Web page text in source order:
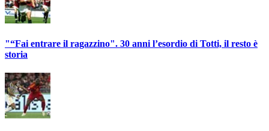
"“Fai entrare il ragazzino". 30 anni l’esordio di Totti, il resto è
storia